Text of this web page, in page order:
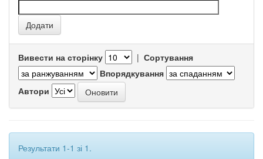
Вивести на сторінку | Сортування
Впорядкування
Автори
Результати 1-1 зі 1.